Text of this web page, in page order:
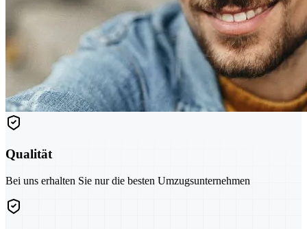
Qualität
Bei uns erhalten Sie nur die besten Umzugsunternehmen